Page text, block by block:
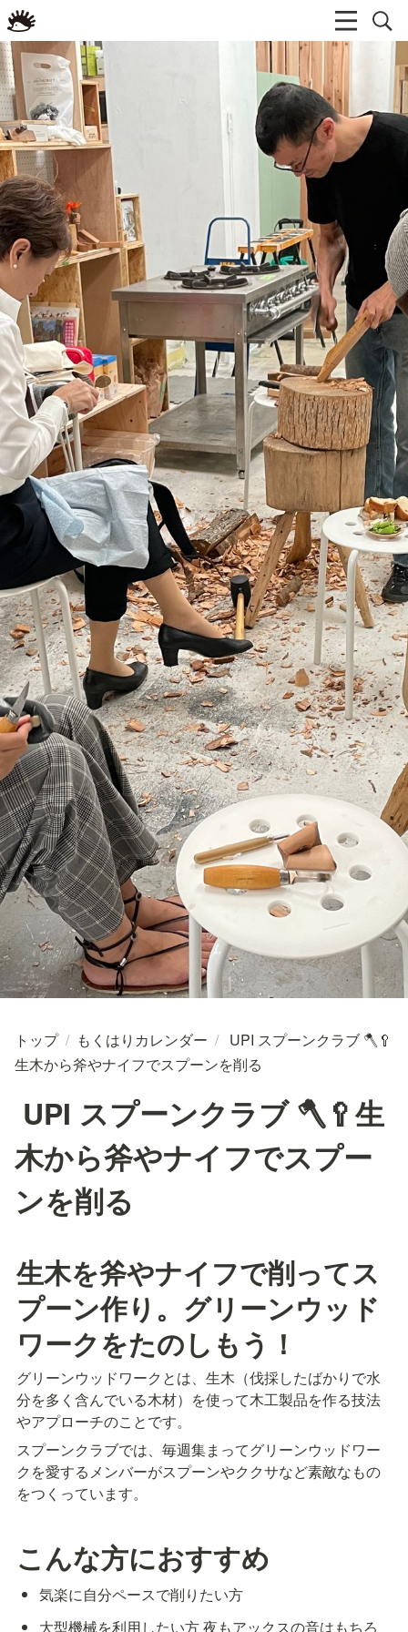
トップ / もくはりカレンダー / UPI スプーンクラブ 🪓🥄
生木から斧やナイフでスプーンを削る
UPI スプーンクラブ 🪓🥄生
木から斧やナイフでスプー
ンを削る
生木を斧やナイフで削ってス
プーン作り。グリーンウッド
ワークをたのしもう！
グリーンウッドワークとは、生木（伐採したばかりで水
分を多く含んでいる木材）を使って木工製品を作る技法
やアプローチのことです。
スプーンクラブでは、毎週集まってグリーンウッドワー
クを愛するメンバーがスプーンやククサなど素敵なもの
をつくっています。
こんな方におすすめ
気楽に自分ペースで削りたい方
大型機械を利用したい方 夜もアックスの音はもちろ